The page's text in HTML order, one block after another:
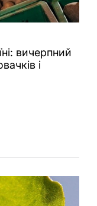
вичерпний
і